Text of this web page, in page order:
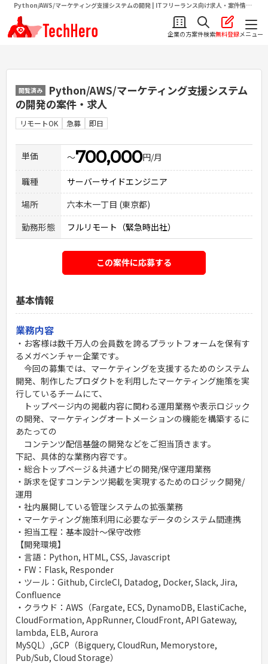
Python/AWS/マーケティング支援システムの開発 | ITフリーランス向け求人・案件情報
サイトテクヒロ（TechHero）
企業の方案件検索無料登録メニュー
閲覧済み
Python/AWS/マーケティング支援システム
の開発の案件・求人
リモートOK 急募 即日
単価 〜700,000円/月
職種
サーバーサイドエンジニア
場所
六本木一丁目 (東京都)
勤務形態
フルリモート（緊急時出社）
この案件に応募する
基本情報
業務内容
・お客様は数千万人の会員数を誇るプラットフォームを保有す
るメガベンチャー企業です。
今回の募集では、マーケティングを支援するためのシステム
開発、制作したプロダクトを利用したマーケティング施策を実
行しているチームにて、
トップページ内の掲載内容に関わる運用業務や表示ロジック
の開発、マーケティングオートメーションの機能を構築するに
あたっての
コンテンツ配信基盤の開発などをご担当頂きます。
下記、具体的な業務内容です。
・総合トップページ＆共通ナビの開発/保守運用業務
・訴求を促すコンテンツ掲載を実現するためのロジック開発/
運用
・社内展開している管理システムの拡張業務
・マーケティング施策利用に必要なデータのシステム間連携
・担当工程：基本設計～保守改修
【開発環境】
・言語：Python, HTML, CSS, Javascript
・FW：Flask, Responder
・ツール：Github, CircleCI, Datadog, Docker, Slack, Jira,
Confluence
・クラウド：AWS（Fargate, ECS, DynamoDB, ElastiCache,
CloudFormation, AppRunner, CloudFront, API Gateway,
lambda, ELB, Aurora
MySQL）,GCP（Bigquery, CloudRun, Memorystore,
Pub/Sub, Cloud Storage）